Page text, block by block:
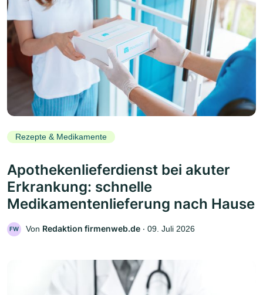
Rezepte & Medikamente
Apothekenlieferdienst bei akuter
Erkrankung: schnelle
Medikamentenlieferung nach Hause
FW Von Redaktion firmenweb.de ‧ 09. Juli 2026